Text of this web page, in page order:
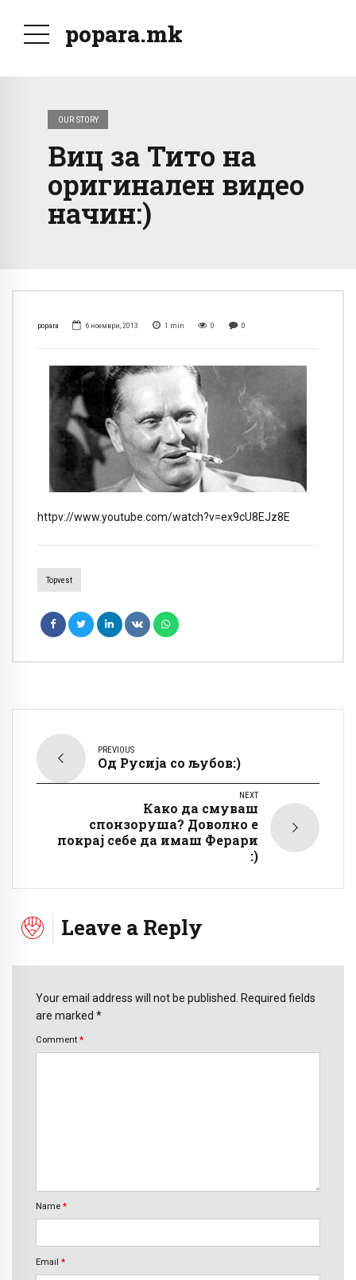
popara.mk
OUR STORY
Виц за Тито на
оригинален видео
начин:)
popara 6 ноември, 2013 1 min 0 0
httpv://www.youtube.com/watch?v=ex9cU8EJz8E
Topvest
PREVIOUS
Од Русија со љубов:)
NEXT
Како да смуваш
спонзоруша? Доволно е
покрај себе да имаш Ферари
:)
Leave a Reply
Your email address will not be published. Required fields
are marked *
Comment *
Name *
Email *